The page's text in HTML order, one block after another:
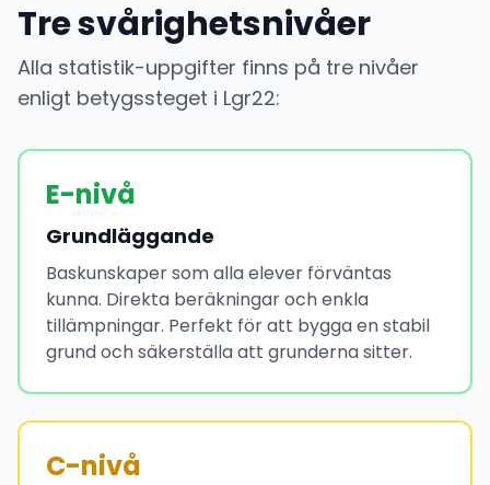
Tre svårighetsnivåer
Alla statistik-uppgifter finns på tre nivåer
enligt betygssteget i Lgr22:
E-nivå
Grundläggande
Baskunskaper som alla elever förväntas
kunna. Direkta beräkningar och enkla
tillämpningar. Perfekt för att bygga en stabil
grund och säkerställa att grunderna sitter.
C-nivå